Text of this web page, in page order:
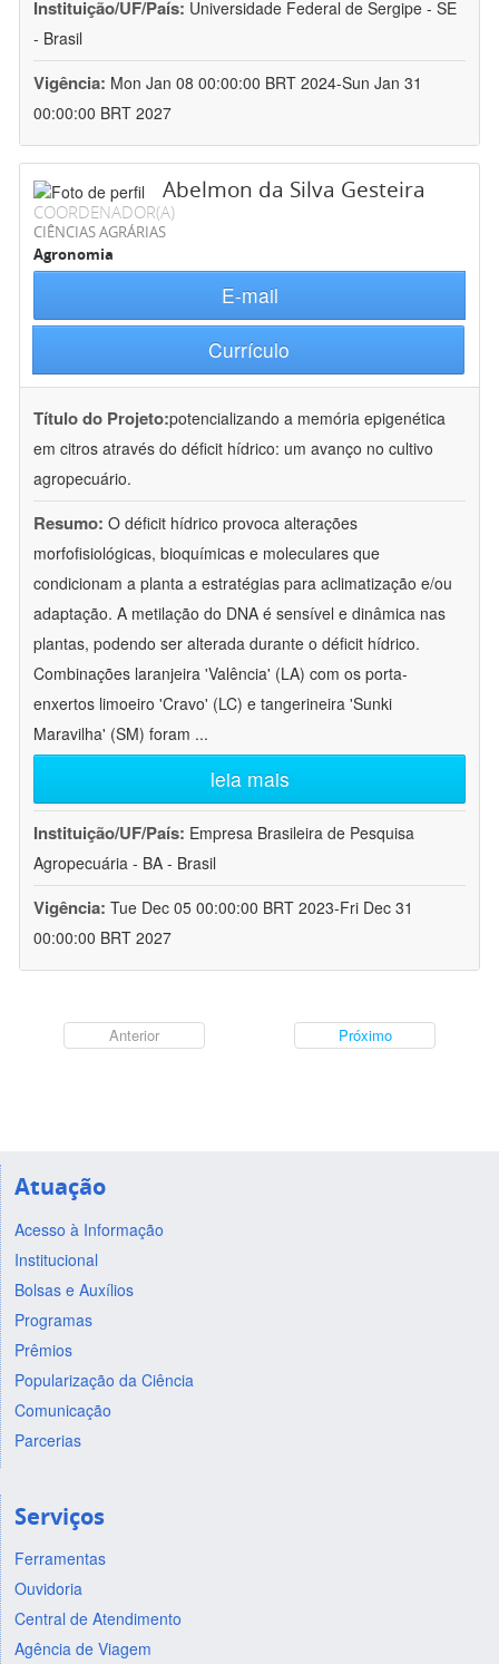
Instituição/UF/País: Universidade Federal de Sergipe - SE
- Brasil
Vigência: Mon Jan 08 00:00:00 BRT 2024-Sun Jan 31
00:00:00 BRT 2027
Abelmon da Silva Gesteira
COORDENADOR(A)
CIÊNCIAS AGRÁRIAS
Agronomia
E-mail
Currículo
Título do Projeto:potencializando a memória epigenética
em citros através do déficit hídrico: um avanço no cultivo
agropecuário.
Resumo: O déficit hídrico provoca alterações
morfofisiológicas, bioquímicas e moleculares que
condicionam a planta a estratégias para aclimatização e/ou
adaptação. A metilação do DNA é sensível e dinâmica nas
plantas, podendo ser alterada durante o déficit hídrico.
Combinações laranjeira 'Valência' (LA) com os porta-
enxertos limoeiro 'Cravo' (LC) e tangerineira 'Sunki
Maravilha' (SM) foram ...
leia mais
Instituição/UF/País: Empresa Brasileira de Pesquisa
Agropecuária - BA - Brasil
Vigência: Tue Dec 05 00:00:00 BRT 2023-Fri Dec 31
00:00:00 BRT 2027
Anterior Próximo
Atuação
Acesso à Informação
Institucional
Bolsas e Auxílios
Programas
Prêmios
Popularização da Ciência
Comunicação
Parcerias
Serviços
Ferramentas
Ouvidoria
Central de Atendimento
Agência de Viagem